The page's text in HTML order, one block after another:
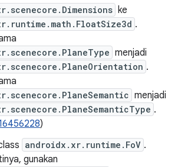
ke
.
menjadi
.
menjadi
.
)
androidx.xr.runtime.FoV .
gunakan